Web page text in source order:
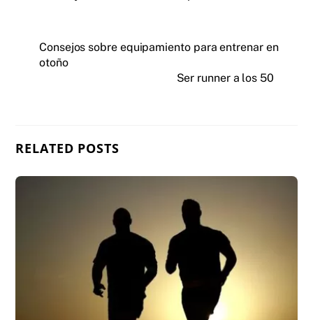
Consejos sobre equipamiento para entrenar en
otoño
Ser runner a los 50
RELATED POSTS